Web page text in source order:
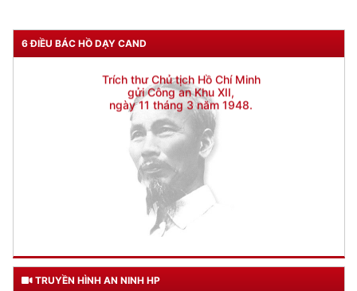
6 ĐIỀU BÁC HỒ DẠY CAND
TRUYỀN HÌNH AN NINH HP